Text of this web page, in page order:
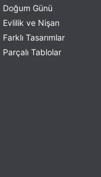
Doğum Günü
Evlilik ve Nişan
Farklı Tasarımlar
Parçalı Tablolar